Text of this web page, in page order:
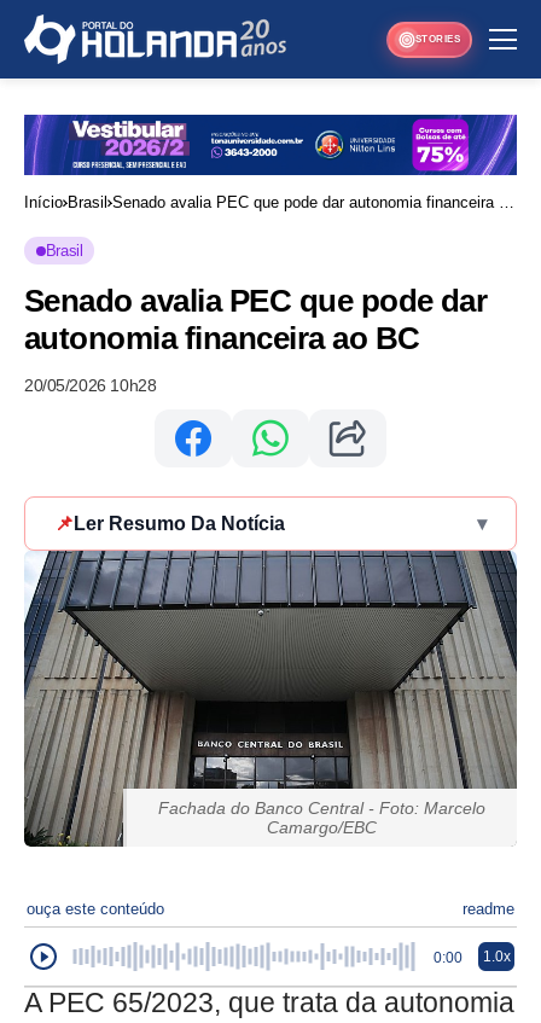
STORIES
Início Brasil Senado avalia PEC que pode dar autonomia financeira ao
Brasil
Senado avalia PEC que pode dar
autonomia financeira ao BC
20/05/2026 10h28
📌 Ler Resumo Da Notícia ▾
Fachada do Banco Central - Foto: Marcelo
Camargo/EBC
ouça este conteúdo readme
0:00 1.0x
A PEC 65/2023, que trata da autonomia